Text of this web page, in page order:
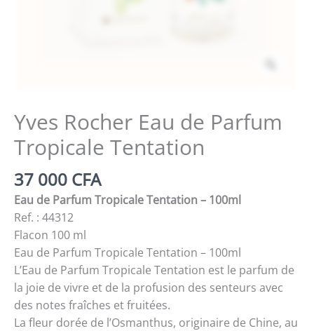
Yves Rocher Eau de Parfum
Tropicale Tentation
37 000 CFA
Eau de Parfum Tropicale Tentation – 100ml
Ref. : 44312
Flacon 100 ml
Eau de Parfum Tropicale Tentation – 100ml
L’Eau de Parfum Tropicale Tentation est le parfum de
la joie de vivre et de la profusion des senteurs avec
des notes fraîches et fruitées.
La fleur dorée de l’Osmanthus, originaire de Chine, au